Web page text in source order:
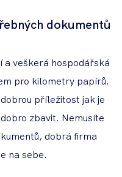
dokumentů
a veškerá hospodářská
pro kilometry papírů.
příležitost jak je
zbavit. Nemusíte
dobrá firma
na sebe.